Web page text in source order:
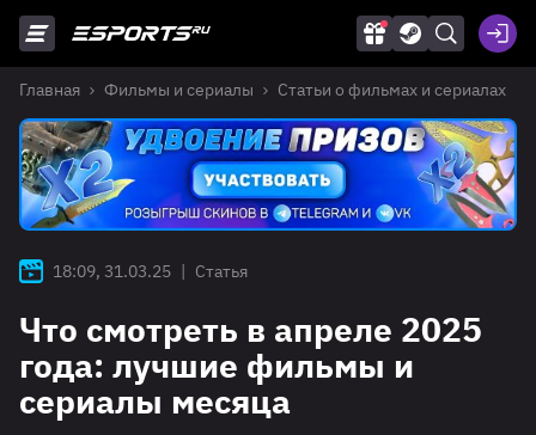
Главная Фильмы и сериалы Статьи о фильмах и сериалах
18:09, 31.03.25 | Статья
Что смотреть в апреле 2025
года: лучшие фильмы и
сериалы месяца